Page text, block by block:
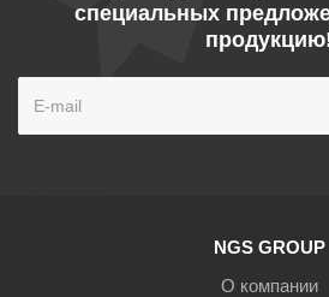
специальных
NGS GROUP
О компании